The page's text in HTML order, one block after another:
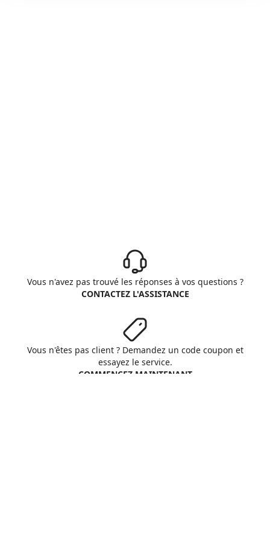
Vous n'avez pas trouvé les réponses à vos questions ?
CONTACTEZ L'ASSISTANCE
Vous n'êtes pas client ? Demandez un code coupon et
essayez le service.
COMMENCEZ MAINTENANT